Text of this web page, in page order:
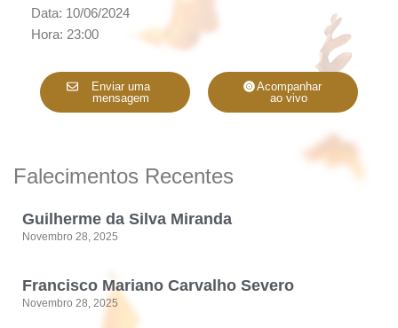
Data: 10/06/2024
Hora: 23:00
Enviar uma
mensagem
Acompanhar
ao vivo
Falecimentos Recentes
Guilherme da Silva Miranda
Novembro 28, 2025
Francisco Mariano Carvalho Severo
Novembro 28, 2025